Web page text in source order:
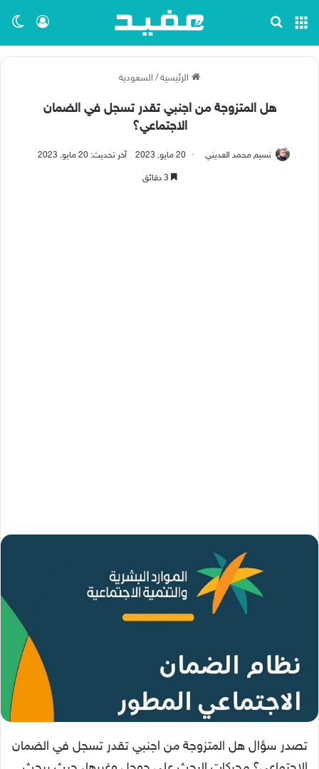
تسجيل القائمة
الرئيسية/ السعودية
هل المتزوجة من اجنبي تقدر تسجل في الضمان
الاجتماعي؟
نسيم محمد العديني 20 مايو, 2023 آخر تحديث: 20 مايو, 2023
تصدر سؤال هل المتزوجة من اجنبي تقدر تسجل في الضمان